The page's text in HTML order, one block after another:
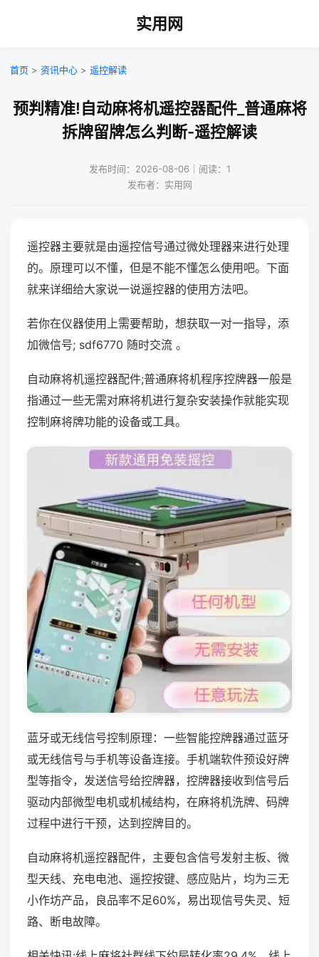
实用网
首页 > 资讯中心 > 遥控解读
预判精准!自动麻将机遥控器配件_普通麻将
拆牌留牌怎么判断-遥控解读
发布时间：2026-08-06｜阅读：1
发布者：实用网
遥控器主要就是由遥控信号通过微处理器来进行处理
的。原理可以不懂，但是不能不懂怎么使用吧。下面
就来详细给大家说一说遥控器的使用方法吧。
若你在仪器使用上需要帮助，想获取一对一指导，添
加微信号; sdf6770 随时交流 。
自动麻将机遥控器配件;普通麻将机程序控牌器一般是
指通过一些无需对麻将机进行复杂安装操作就能实现
控制麻将牌功能的设备或工具。
蓝牙或无线信号控制原理：一些智能控牌器通过蓝牙
或无线信号与手机等设备连接。手机端软件预设好牌
型等指令，发送信号给控牌器，控牌器接收到信号后
驱动内部微型电机或机械结构，在麻将机洗牌、码牌
过程中进行干预，达到控牌目的。
自动麻将机遥控器配件，主要包含信号发射主板、微
型天线、充电电池、遥控按键、感应贴片，均为三无
小作坊产品，良品率不足60%，易出现信号失灵、短
路、断电故障。